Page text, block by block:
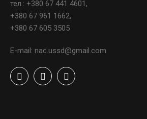
тел.: +380 67 441 4601,
+380 67 961 1662,
+380 67 605 3505
E-mail: nac.ussd@gmail.com